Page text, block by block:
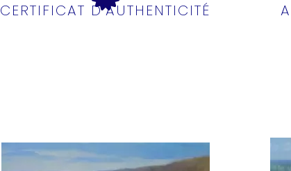
CERTIFICAT D'AUTHENTICITÉ